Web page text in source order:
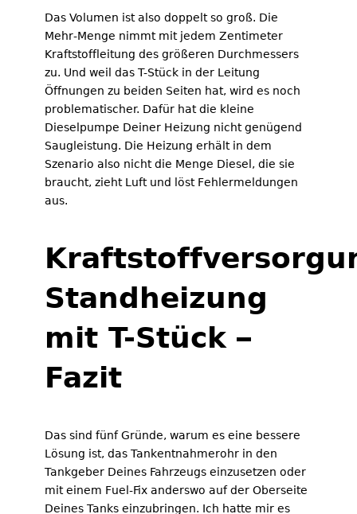
Das Volumen ist also doppelt so groß. Die
Mehr-Menge nimmt mit jedem Zentimeter
Kraftstoffleitung des größeren Durchmessers
zu. Und weil das T-Stück in der Leitung
Öffnungen zu beiden Seiten hat, wird es noch
problematischer. Dafür hat die kleine
Dieselpumpe Deiner Heizung nicht genügend
Saugleistung. Die Heizung erhält in dem
Szenario also nicht die Menge Diesel, die sie
braucht, zieht Luft und löst Fehlermeldungen
aus.
Standheizung
mit T-Stück –
Fazit
Das sind fünf Gründe, warum es eine bessere
Lösung ist, das Tankentnahmerohr in den
Tankgeber Deines Fahrzeugs einzusetzen oder
mit einem Fuel-Fix anderswo auf der Oberseite
Deines Tanks einzubringen. Ich hatte mir es